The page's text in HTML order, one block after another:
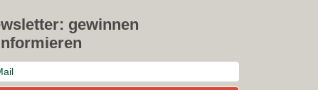
gewinnen